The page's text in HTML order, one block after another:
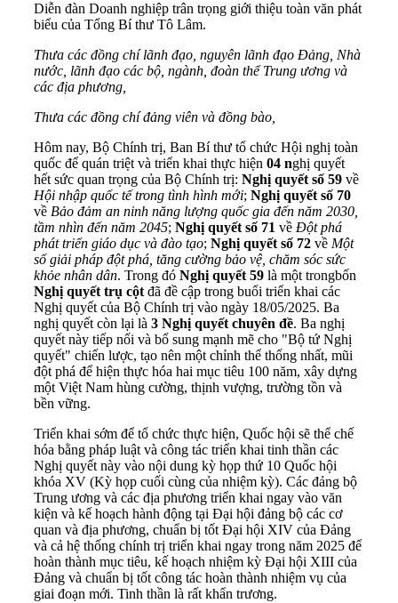
Diễn đàn Doanh nghiệp trân trọng giới thiệu toàn văn phát
biểu của Tổng Bí thư Tô Lâm.
Thưa các đồng chí lãnh đạo, nguyên lãnh đạo Đảng, Nhà
nước, lãnh đạo các bộ, ngành, đoàn thể Trung ương và
các địa phương,
Thưa các đồng chí đảng viên và đồng bào,
Hôm nay, Bộ Chính trị, Ban Bí thư tổ chức Hội nghị toàn
quốc để quán triệt và triển khai thực hiện 04 nghị quyết
hết sức quan trọng của Bộ Chính trị: Nghị quyết số 59 về
Hội nhập quốc tế trong tình hình mới; Nghị quyết số 70
về Bảo đảm an ninh năng lượng quốc gia đến năm 2030,
tầm nhìn đến năm 2045; Nghị quyết số 71 về Đột phá
phát triển giáo dục và đào tạo; Nghị quyết số 72 về Một
số giải pháp đột phá, tăng cường bảo vệ, chăm sóc sức
khỏe nhân dân. Trong đó Nghị quyết 59 là một trongbốn
Nghị quyết trụ cộtđã đề cập trong buổi triển khai các
Nghị quyết của Bộ Chính trị vào ngày 18/05/2025. Ba
nghị quyết còn lại là 3 Nghị quyết chuyên đề. Ba nghị
quyết này tiếp nối và bổ sung mạnh mẽ cho "Bộ tứ Nghị
quyết" chiến lược, tạo nên một chỉnh thể thống nhất, mũi
đột phá để hiện thực hóa hai mục tiêu 100 năm, xây dựng
một Việt Nam hùng cường, thịnh vượng, trường tồn và
bền vững.
Triển khai sớm để tổ chức thực hiện, Quốc hội sẽ thể chế
hóa bằng pháp luật và công tác triển khai tinh thần các
Nghị quyết này vào nội dung kỳ họp thứ 10 Quốc hội
khóa XV (Kỳ họp cuối cùng của nhiệm kỳ). Các đảng bộ
Trung ương và các địa phương triển khai ngay vào văn
kiện và kế hoạch hành động tại Đại hội đảng bộ các cơ
quan và địa phương, chuẩn bị tốt Đại hội XIV của Đảng
và cả hệ thống chính trị triển khai ngay trong năm 2025 để
hoàn thành mục tiêu, kế hoạch nhiệm kỳ Đại hội XIII của
Đảng và chuẩn bị tốt công tác hoàn thành nhiệm vụ của
giai đoạn mới. Tinh thần là rất khẩn trương.